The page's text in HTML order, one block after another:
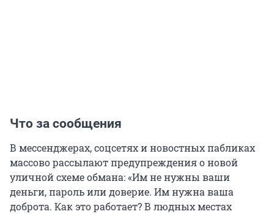
Что за сообщения
В мессенджерах, соцсетях и новостных пабликах
массово рассылают предупреждения о новой
уличной схеме обмана: «Им не нужны ваши
деньги, пароль или доверие. Им нужна ваша
доброта. Как это работает? В людных местах